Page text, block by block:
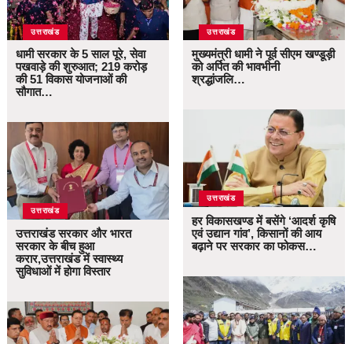
उत्तराखंड
धामी सरकार के 5 साल पूरे, सेवा
पखवाड़े की शुरुआत; 219 करोड़
की 51 विकास योजनाओं की
सौगात…
उत्तराखंड
उत्तराखंड सरकार और भारत
सरकार के बीच हुआ
करार,उत्तराखंड में स्वास्थ्य
सुविधाओं में होगा विस्तार
उत्तराखंड
मुख्यमंत्री धामी ने पूर्व सीएम खण्डूड़ी
को अर्पित की भावभीनी
श्रद्धांजलि…
उत्तराखंड
हर विकासखण्ड में बसेंगे ‘आदर्श कृषि
एवं उद्यान गांव’, किसानों की आय
बढ़ाने पर सरकार का फोकस…